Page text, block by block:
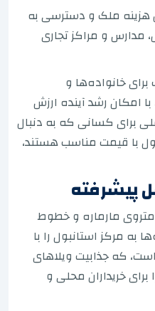
هزینه ملک و دسترسی به
مدارس و مراکز تجاری
خانواده‌ها و
امکان رشد آینده ارزش
برای کسانی که به دنبال
با قیمت مناسب هستند،
پیشرفته
مارماره و خطوط
به مرکز استانبول را با
که جذابیت ویلاهای
برای خریداران محلی و